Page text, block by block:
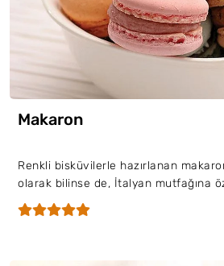
Makaron
Renkli bisküvilerle hazırlanan
olarak bilinse de, İtalyan mutfağına